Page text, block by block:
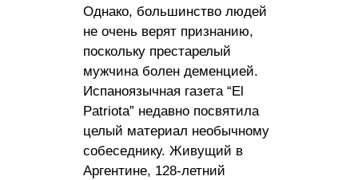
Однако, большинство людей
не очень верят признанию,
поскольку престарелый
мужчина болен деменцией.
Испаноязычная газета “El
Patriota” недавно посвятила
целый материал необычному
собеседнику. Живущий в
Аргентине, 128-летний